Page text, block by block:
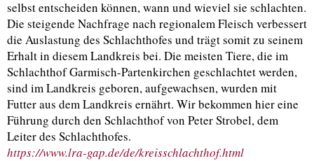
selbst entscheiden können, wann und wieviel sie schlachten.
Die steigende Nachfrage nach regionalem Fleisch verbessert
die Auslastung des Schlachthofes und trägt somit zu seinem
Erhalt in diesem Landkreis bei. Die meisten Tiere, die im
Schlachthof Garmisch-Partenkirchen geschlachtet werden,
sind im Landkreis geboren, aufgewachsen, wurden mit
Futter aus dem Landkreis ernährt. Wir bekommen hier eine
Führung durch den Schlachthof von Peter Strobel, dem
Leiter des Schlachthofes.
https://www.lra-gap.de/de/kreisschlachthof.html